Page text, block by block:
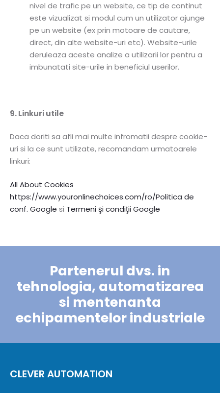
nivel de trafic pe un website, ce tip de continut
este vizualizat si modul cum un utilizator ajunge
pe un website (ex prin motoare de cautare,
direct, din alte website-uri etc). Website-urile
deruleaza aceste analize a utilizarii lor pentru a
imbunatati site-urile in beneficiul userilor.
9. Linkuri utile
Daca doriti sa afli mai multe infromatii despre cookie-
uri si la ce sunt utilizate, recomandam urmatoarele
linkuri:
All About Cookies
https://www.youronlinechoices.com/ro/Politica de
conf. Google si Termeni şi condiţii Google
Partenerul dvs. in
tehnologia, automatizarea
si mentenanta
echipamentelor industriale
CLEVER AUTOMATION